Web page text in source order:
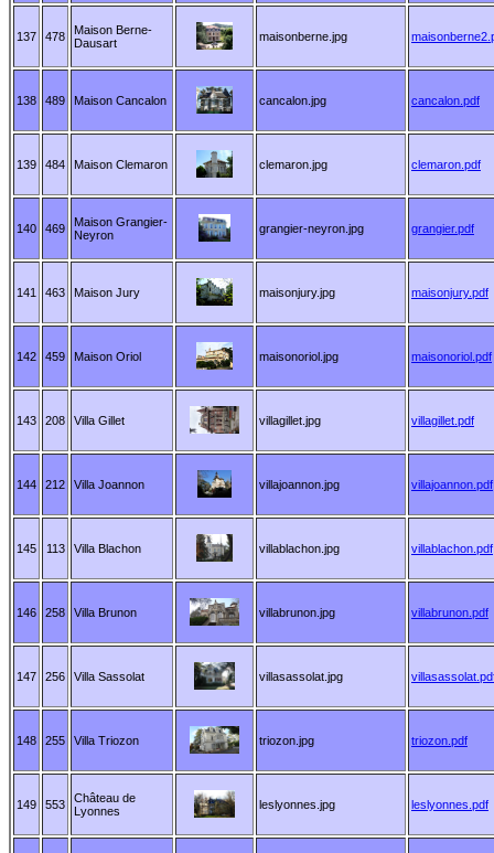
137 478
Maison Berne-
Dausart
maisonberne.jpg
138 489 Maison Cancalon cancalon.jpg cancalon.pdf
139 484 Maison Clemaron clemaron.jpg clemaron.pdf
140 469
Maison Grangier-
Neyron
grangier-neyron.jpg grangier.pdf
141 463 Maison Jury maisonjury.jpg maisonjury.pdf
142 459 Maison Oriol maisonoriol.jpg maisonoriol.pdf
143 208 Villa Gillet villagillet.jpg villagillet.pdf
144 212 Villa Joannon villajoannon.jpg villajoannon.pdf
145 113 Villa Blachon villablachon.jpg villablachon.pdf
146 258 Villa Brunon villabrunon.jpg villabrunon.pdf
147 256 Villa Sassolat villasassolat.jpg
148 255 Villa Triozon triozon.jpg triozon.pdf
149 553
Château de
Lyonnes
leslyonnes.jpg leslyonnes.pdf